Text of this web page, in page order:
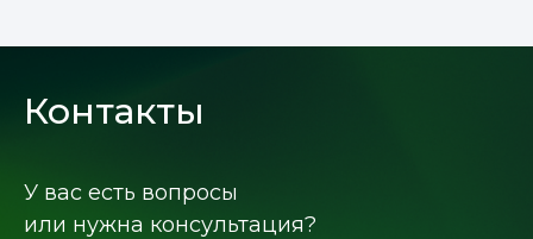
Контакты
У вас есть вопросы
или нужна консультация?